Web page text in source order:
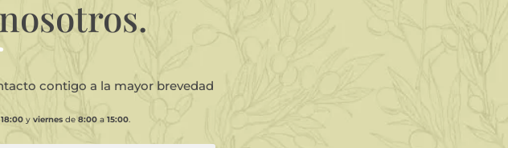
nosotros.
contigo a la mayor brevedad
18:00y viernesde 8:00a 15:00.